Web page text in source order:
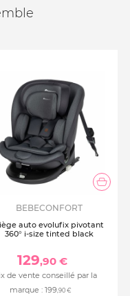
BEBECONFORT
auto evolufix pivotant
360° i-size tinted black
129,90 €
de vente conseillé par la
marque : 199 ,90 €